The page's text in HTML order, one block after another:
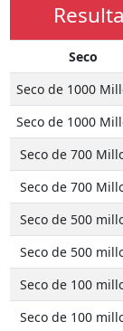
Seco
Seco de 1000
Seco de 1000
Seco de 700
Seco de 700
Seco de 500
Seco de 500
Seco de 100
Seco de 100